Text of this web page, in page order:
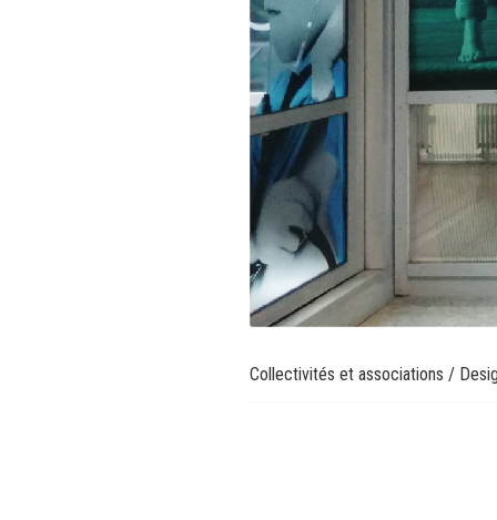
Collectivités et associations /